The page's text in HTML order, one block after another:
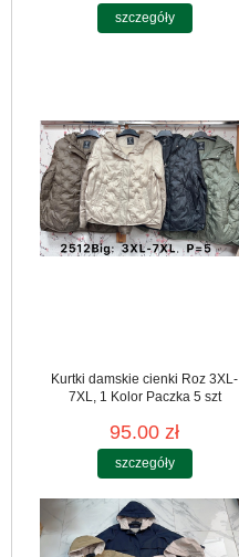
szczegóły
Kurtki damskie cienki Roz 3XL-
7XL, 1 Kolor Paczka 5 szt
95.00 zł
szczegóły